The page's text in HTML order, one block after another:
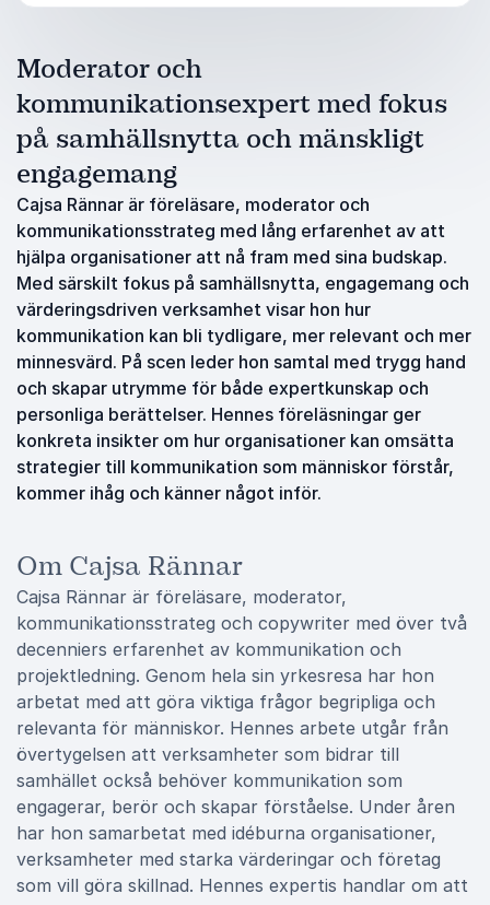
Moderator och
kommunikationsexpert med fokus
på samhällsnytta och mänskligt
engagemang
Cajsa Rännar är föreläsare, moderator och
kommunikationsstrateg med lång erfarenhet av att
hjälpa organisationer att nå fram med sina budskap.
Med särskilt fokus på samhällsnytta, engagemang och
värderingsdriven verksamhet visar hon hur
kommunikation kan bli tydligare, mer relevant och mer
minnesvärd. På scen leder hon samtal med trygg hand
och skapar utrymme för både expertkunskap och
personliga berättelser. Hennes föreläsningar ger
konkreta insikter om hur organisationer kan omsätta
strategier till kommunikation som människor förstår,
kommer ihåg och känner något inför.
Om Cajsa Rännar
Cajsa Rännar är föreläsare, moderator,
kommunikationsstrateg och copywriter med över två
decenniers erfarenhet av kommunikation och
projektledning. Genom hela sin yrkesresa har hon
arbetat med att göra viktiga frågor begripliga och
relevanta för människor. Hennes arbete utgår från
övertygelsen att verksamheter som bidrar till
samhället också behöver kommunikation som
engagerar, berör och skapar förståelse. Under åren
har hon samarbetat med idéburna organisationer,
verksamheter med starka värderingar och företag
som vill göra skillnad. Hennes expertis handlar om att